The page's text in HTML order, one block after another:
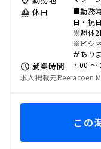
休日
■勤務
日・祝
※週休2
※ビジ
があり
就業時間
7:00 〜
求人掲載元Reeracoen
この